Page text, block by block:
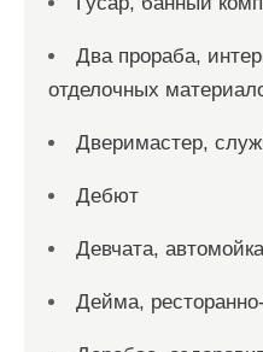
Два прораба,
отделочных
Дверимастер,
Дебют
Девчата, автомойка
Дейма,